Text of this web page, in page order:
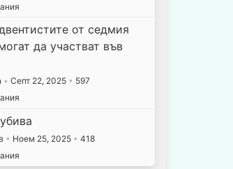
от седмия
да участват във
• Септ 22, 2025 • 597
• Ноем 25, 2025 • 418